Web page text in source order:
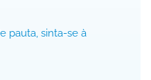
pauta, sinta-se à